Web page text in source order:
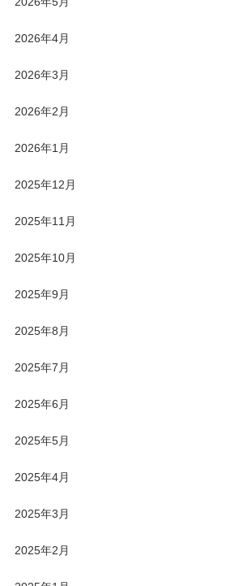
2026年4月
2026年3月
2026年2月
2026年1月
2025年12月
2025年11月
2025年10月
2025年9月
2025年8月
2025年7月
2025年6月
2025年5月
2025年4月
2025年3月
2025年2月